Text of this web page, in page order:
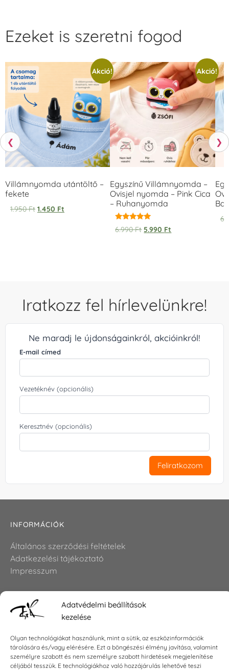
Adatvédelmi beállítások
kezelése
Olyan technológiákat használunk, mint a sütik, az eszközinformációk
tárolására és/vagy elérésére. Ezt a böngészési élmény javítása, valamint
személyre szabott és nem személyre szabott hirdetések megjelenítése
céljából tesszük. E technológiákhoz való hozzájárulás lehetővé teszi
❮
Ezeket is szeretni fogod
Akció!
Villámnyomda utántöltő –
fekete
1.950Ft 1.450 Ft
Akció!
Egyszínű Villámnyomda –
Ovisjel nyomda – Pink Cica
– Ruhanyomda
Értékelés:
5.00
6.990Ft 5.990 Ft
❯
Iratkozz fel hírlevelünkre!
Ne maradj le újdonságainkról, akcióinkról!
E-mail címed
Vezetéknév (opcionális)
Keresztnév (opcionális)
Feliratkozom
INFORMÁCIÓK
Általános szerződési feltételek
Adatkezelési tájékoztató
Impresszum
KAPCSOLAT
Telefon: +36 30 6767872